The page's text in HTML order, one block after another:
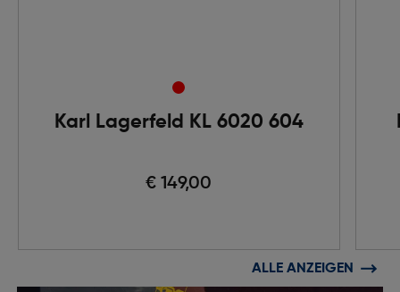
Karl Lagerfeld KL 6020 604
€ 149,00
ALLE ANZEIGEN